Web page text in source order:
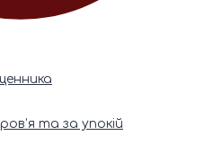
та за упокій